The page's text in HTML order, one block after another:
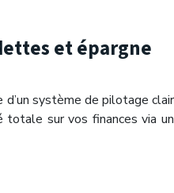
et épargne
d’un système de pilotage clair
sur vos finances via un